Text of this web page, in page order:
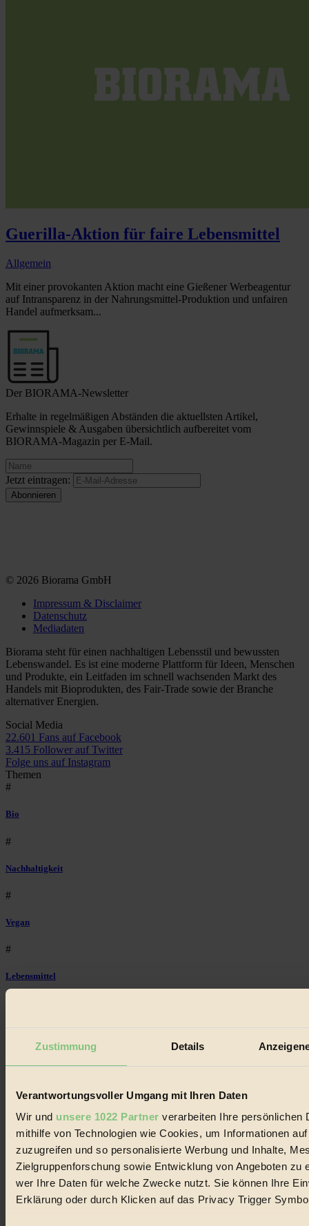
Zustimmung Details
Verantwortungsvoller Umgang mit Ihren Daten
Wir und unsere 1022 Partner verarbeiten Ihre persönlichen
mithilfe von Technologien wie Cookies, um Informationen
zuzugreifen und so personalisierte Werbung und Inhalte,
Zielgruppenforschung sowie Entwicklung von Angeboten zu
wer Ihre Daten für welche Zwecke nutzt. Sie können Ihre
Erklärung oder durch Klicken auf das Privacy Trigger
Guerilla-Aktion für faire Lebensmittel
Allgemein
Mit einer provokanten Aktion macht eine Gießener Werbeagentur
auf Intransparenz in der Nahrungsmittel-Produktion und unfairen
Handel aufmerksam...
Der BIORAMA-Newsletter
Erhalte in regelmäßigen Abständen die aktuellsten Artikel,
Gewinnspiele & Ausgaben übersichtlich aufbereitet vom
BIORAMA-Magazin per E-Mail.
Jetzt eintragen:
© 2026 Biorama GmbH
Impressum & Disclaimer
Datenschutz
Mediadaten
Biorama steht für einen nachhaltigen Lebensstil und bewussten
Lebenswandel. Es ist eine moderne Plattform für Ideen, Menschen
und Produkte, ein Leitfaden im schnell wachsenden Markt des
Handels mit Bioprodukten, des Fair-Trade sowie der Branche
alternativer Energien.
Social Media
22.601 Fans auf Facebook
3.415 Follower auf Twitter
Folge uns auf Instagram
Themen
#
Bio
#
Nachhaltigkeit
#
Vegan
#
Lebensmittel
Natur
Umwelt